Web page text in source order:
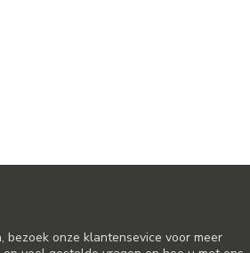
onze klantensevice voor meer